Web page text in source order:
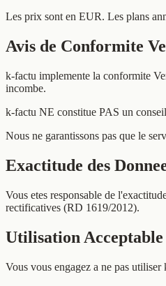
Les prix sont en EUR. Les plans
Avis de Conformite
k-factu implemente la conformite
incombe.
k-factu NE constitue PAS un
Nous ne garantissons pas que le
Exactitude des
Vous etes responsable de
rectificatives (RD 1619/2012).
Utilisation Acceptable
Vous vous engagez a ne pas